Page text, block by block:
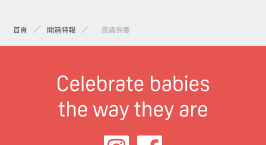
首頁 開箱特報 > 皮膚保養